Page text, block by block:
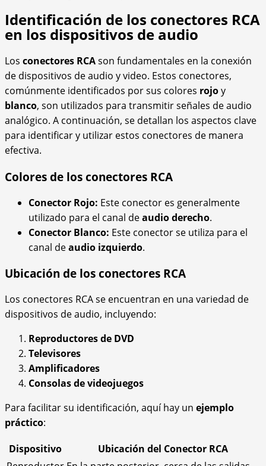
Identificación de los conectores RCA
en los dispositivos de audio
Los conectores RCAson fundamentales en la conexión
de dispositivos de audio y video. Estos conectores,
comúnmente identificados por sus colores rojoy
blanco, son utilizados para transmitir señales de audio
analógico. A continuación, se detallan los aspectos clave
para identificar y utilizar estos conectores de manera
efectiva.
Colores de los conectores RCA
Conector Rojo: Este conector es generalmente
utilizado para el canal deaudio derecho.
Conector Blanco: Este conector se utiliza para el
canal deaudio izquierdo.
Ubicación de los conectores RCA
Los conectores RCA se encuentran en una variedad de
dispositivos de audio, incluyendo:
Reproductores de DVD
Televisores
Amplificadores
Consolas de videojuegos
Para facilitar su identificación, aquí hay un ejemplo
práctico:
Dispositivo
Ubicación del Conector RCA